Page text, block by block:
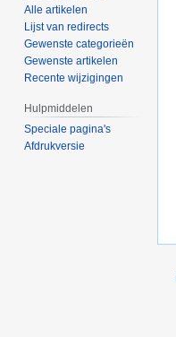
Alle artikelen
Lijst van redirects
Gewenste categorieën
Gewenste artikelen
Recente wijzigingen
Hulpmiddelen
Speciale pagina's
Afdrukversie